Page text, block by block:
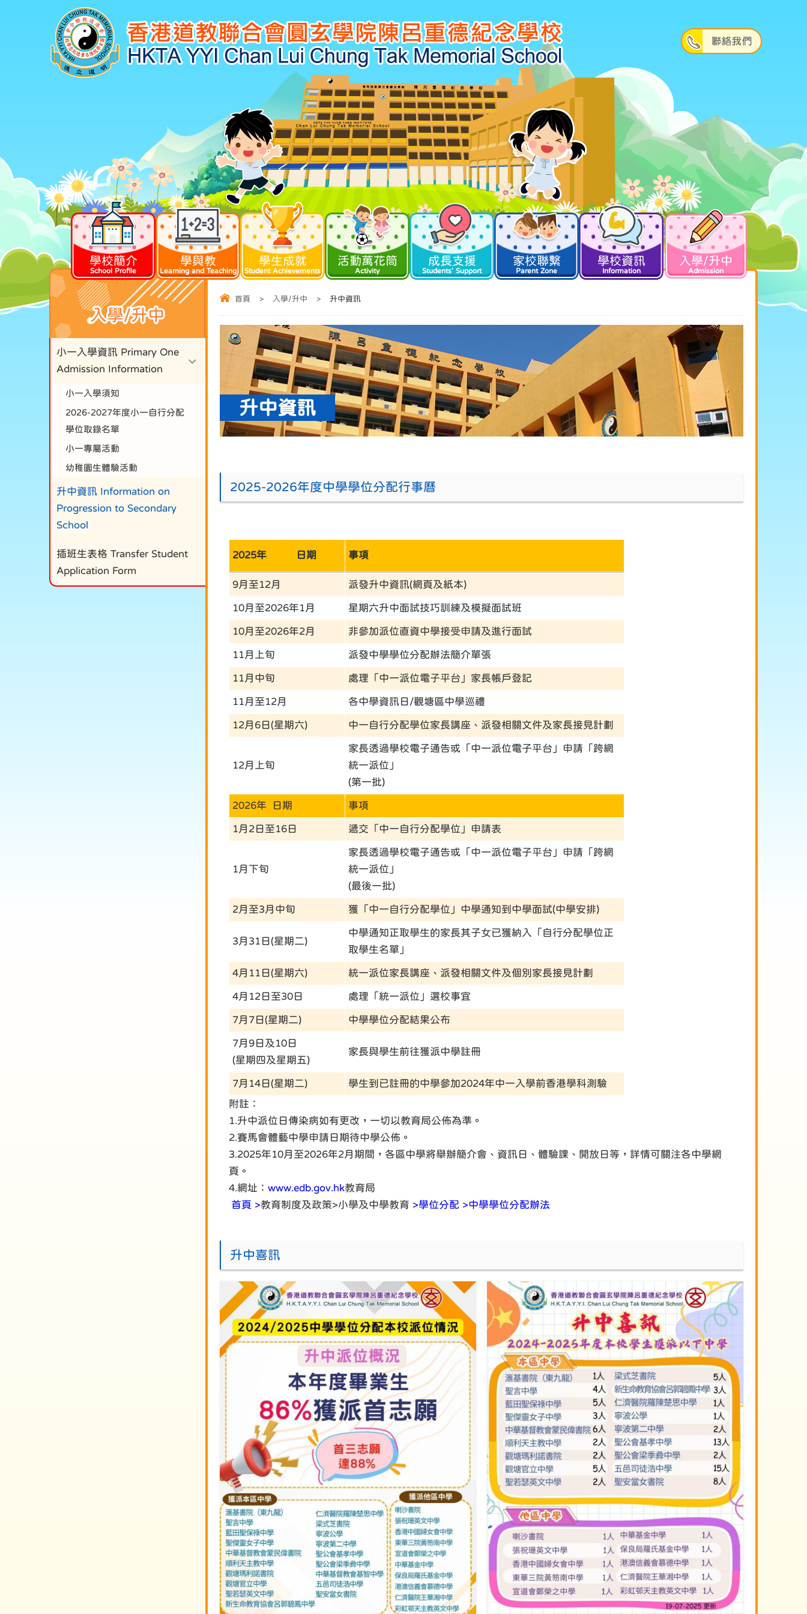
學校簡介
School Profile
學與教
Learning and Teaching
學生成就
Student Achievements
活動萬花筒
Activity
成長支援
Students' Support
家校聯繫
Parent Zone
學校資訊
Information
入學/升中
Admission
首頁 > 入學/升中 > 升中資訊
升中資訊
2025-2026年度中學學位分配行事曆
2025年 日期 事項
9月至12月 派發升中資訊(網頁及紙本)
10月至2026年1月 星期六升中面試技巧訓練及模擬面試班
10月至2026年2月 非參加派位直資中學接受申請及進行面試
11月上旬 派發中學學位分配辦法簡介單張
11月中旬 處理「中一派位電子平台」家長帳戶登記
11月至12月 各中學資訊日/觀塘區中學巡禮
12月6日(星期六) 中一自行分配學位家長講座、派發相關文件及家長接見計劃
12月上旬
家長透過學校電子通告或「中一派位電子平台」申請「跨網
統一派位」
(第一批)
2026年 日期 事項
1月2日至16日 遞交「中一自行分配學位」申請表
1月下旬
家長透過學校電子通告或「中一派位電子平台」申請「跨網
統一派位」
(最後一批)
2月至3月中旬 獲「中一自行分配學位」中學通知到中學面試(中學安排)
3月31日(星期二)
中學通知正取學生的家長其子女已獲納入「自行分配學位正
取學生名單」
4月11日(星期六) 統一派位家長講座、派發相關文件及個別家長接見計劃
4月12日至30日 處理「統一派位」選校事宜
7月7日(星期二) 中學學位分配結果公布
7月9日及10日
(星期四及星期五)
家長與學生前往獲派中學註冊
7月14日(星期二)
學生到已註冊的中學參加2024年中一入學前香港學科測驗
附註：
1.升中派位日傳染病如有更改，一切以教育局公佈為準。
2.賽馬會體藝中學申請日期待中學公佈。
3.2025年10月至2026年2月期間，各區中學將舉辦簡介會、資訊日、體驗課、開放日等，詳情可關注各中學網
頁。
4.網址： www.edb.gov.hk教育局
首頁 >教育制度及政策>小學及中學教育 >學位分配 >中學學位分配辦法
升中喜訊
入學/升中
小一入學資訊 Primary One
Admission Information
小一入學須知
2026-2027年度小一自行分配
學位取錄名單
小一專屬活動
幼稚園生體驗活動
升中資訊 Information on
Progression to Secondary
School
插班生表格 Transfer Student
Application Form